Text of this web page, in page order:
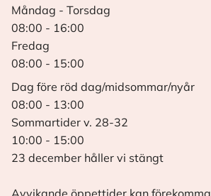
Måndag - Torsdag
08:00 - 16:00
Fredag
08:00 - 15:00
Dag före röd dag/midsommar/nyår
08:00 - 13:00
Sommartider v. 28-32
10:00 - 15:00
23 december håller vi stängt
Avvikande öppettider kan förekomma